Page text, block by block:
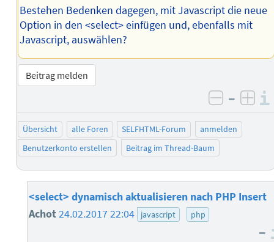
Bestehen Bedenken dagegen, mit Javascript die neue
Option in den <select> einfügen und, ebenfalls mit
Javascript, auswählen?
Beitrag melden
negativ
–
Übersicht alle Foren SELFHTML-Forum
anmelden
Benutzerkonto erstellen
Beitrag im Thread-Baum
<select> dynamisch aktualisieren nach PHP Insert
Achot24.02.2017 22:04 javascript php
–